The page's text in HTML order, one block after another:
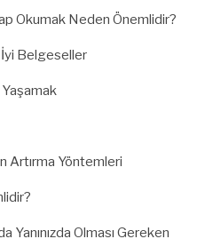
Okumak Neden Önemlidir?
İyi Belgeseller
Artırma Yöntemleri
Yanınızda Olması Gereken